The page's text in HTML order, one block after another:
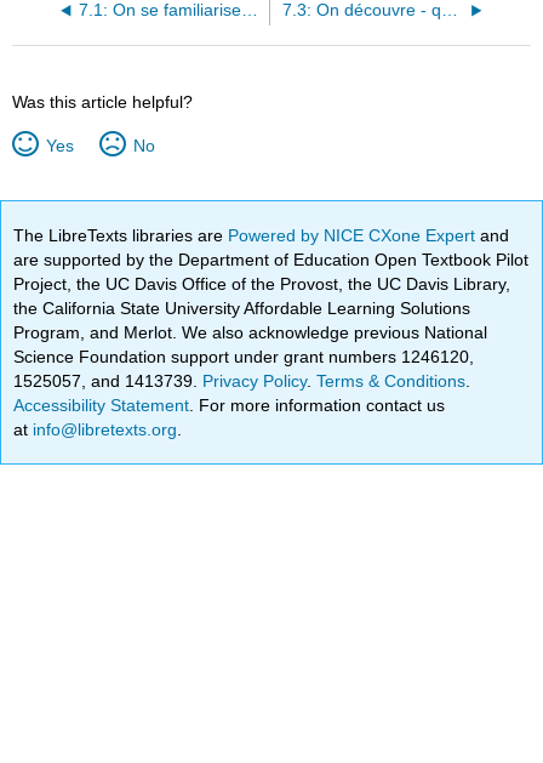
7.1: On se familiarise avec le vocabulaire 7.3: On découvre - qu’est-ce qu’on fait pendant les fêtes ?
Was this article helpful?
Yes No
The LibreTexts libraries are Powered by NICE CXone Expertand
are supported by the Department of Education Open Textbook Pilot
Project, the UC Davis Office of the Provost, the UC Davis Library,
the California State University Affordable Learning Solutions
Program, and Merlot. We also acknowledge previous National
Science Foundation support under grant numbers 1246120,
1525057, and 1413739. Privacy Policy.Terms & Conditions
Accessibility Statement . For more information contact us
at info@libretexts.org